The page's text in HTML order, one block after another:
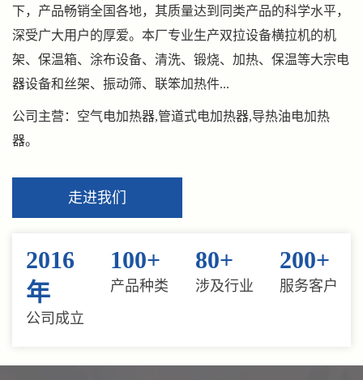
下，产品畅销全国各地，其质量达到同类产品的科学水平，
深受广大用户的厚爱。本厂专业生产双拉设备横拉机的机
架、保温箱、涂布设备、清洗、锻烧、加热、保温等大宗电
器设备和丝架、振动筛、联笨加热件...
公司主营：空气电加热器,管道式电加热器,导热油电加热
器。
走进我们
2016
年
公司成立
100+
产品种类
80+
涉及行业
200+
服务客户